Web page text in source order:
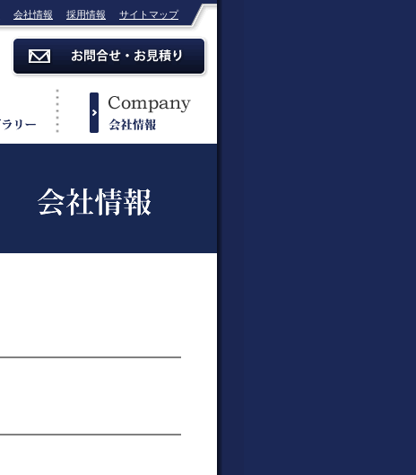
会社情報 採用情報 サイトマップ